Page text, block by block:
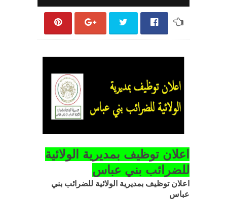
اعلان توظيف بمديرية الولائية
للضرائب بني عباس
اعلان توظيف بمديرية الولائية للضرائب بني
عباس